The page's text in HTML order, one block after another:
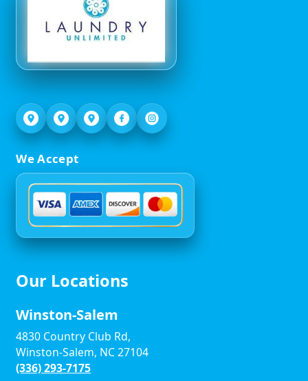
We Accept
Our Locations
Winston-Salem
4830 Country Club Rd,
Winston-Salem, NC 27104
(336) 293-7175